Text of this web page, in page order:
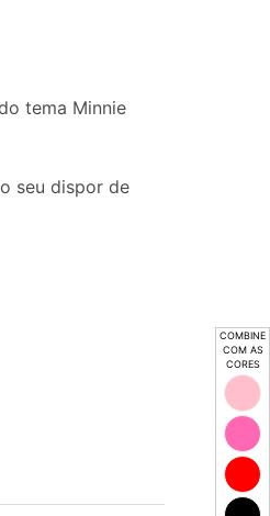
COMBINE
COM AS
CORES
tema Minnie
seu dispor de